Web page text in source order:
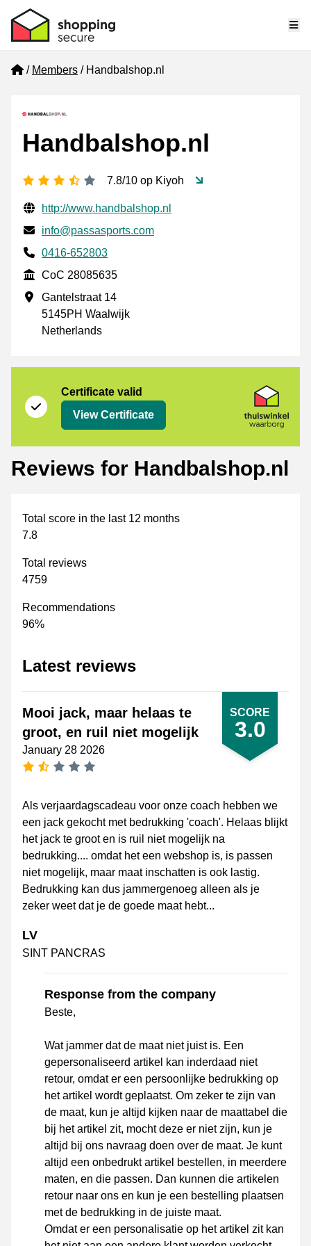
Home
Members Handbalshop.nl
Handbalshop.nl
3.5 stars
7.8/10 op Kiyoh
Verified contact information
Website URL
http://www.handbalshop.nl
Email
info@passasports.com
Phone number
0416-652803
CoC
CoC 28085635
Business address
Gantelstraat 14
5145PH Waalwijk
Netherlands
Certificate valid
View Certificate
Reviews for Handbalshop.nl
Total score in the last 12 months
7.8
Total reviews
4759
Recommendations
96%
Latest reviews
SCORE
3.0
Mooi jack, maar helaas te
groot, en ruil niet mogelijk
January 28 2026
Als verjaardagscadeau voor onze coach hebben we
een jack gekocht met bedrukking 'coach'. Helaas blijkt
het jack te groot en is ruil niet mogelijk na
bedrukking.... omdat het een webshop is, is passen
niet mogelijk, maar maat inschatten is ook lastig.
Bedrukking kan dus jammergenoeg alleen als je
zeker weet dat je de goede maat hebt...
LV
SINT PANCRAS
Response from the company
Beste,
Wat jammer dat de maat niet juist is. Een
gepersonaliseerd artikel kan inderdaad niet
retour, omdat er een persoonlijke bedrukking op
het artikel wordt geplaatst. Om zeker te zijn van
de maat, kun je altijd kijken naar de maattabel die
bij het artikel zit, mocht deze er niet zijn, kun je
altijd bij ons navraag doen over de maat. Je kunt
altijd een onbedrukt artikel bestellen, in meerdere
maten, en die passen. Dan kunnen die artikelen
retour naar ons en kun je een bestelling plaatsen
met de bedrukking in de juiste maat.
Omdat er een personalisatie op het artikel zit kan